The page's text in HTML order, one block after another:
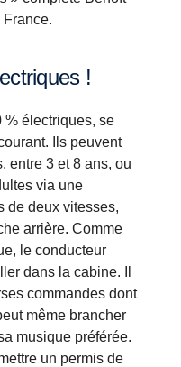
!
% électriques, se
Ils peuvent
entre 3 et 8 ans, ou
via une
de deux vitesses,
arrière. Comme
le conducteur
dans la cabine. Il
commandes dont
même brancher
musique préférée.
un permis de